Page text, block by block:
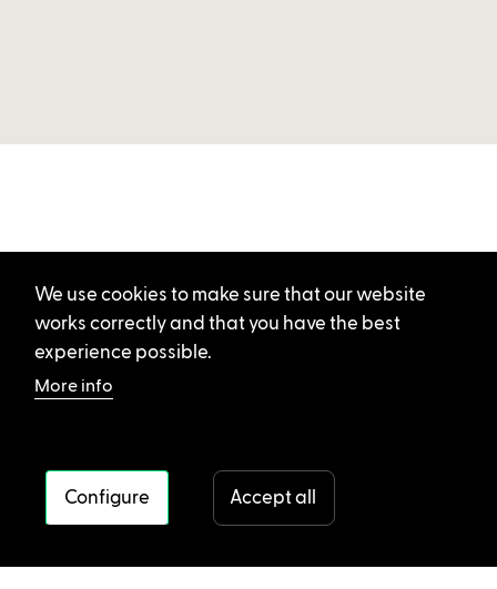
We use cookies to make sure that our website
works correctly and that you have the best
experience possible.
More info
Configure Accept all